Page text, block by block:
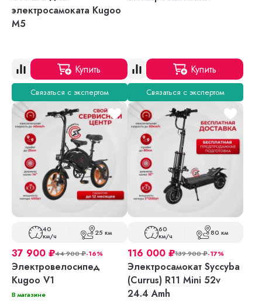
электросамоката Kugoo
M5
Купить
Связаться с экспертом
Купить
Связаться с экспертом
40
км/ч 25 км
37 900 ₽44 900₽-16%
Электровелосипед
Kugoo V1
В магазине
60
км/ч 80 км
116 000 ₽139 900₽-17%
Электросамокат Syccyba
(Currus) R11 Mini 52v
24.4 Amh